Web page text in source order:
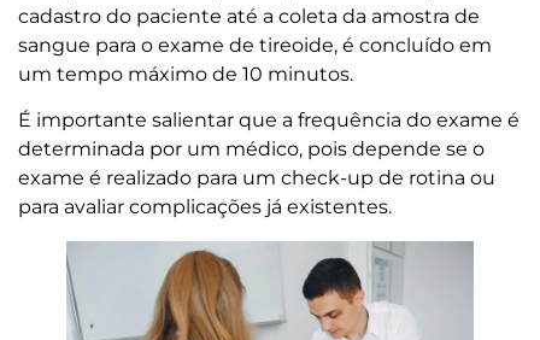
cadastro do paciente até a coleta da amostra de
sangue para o exame de tireoide, é concluído em
um tempo máximo de 10 minutos.
É importante salientar que a frequência do exame é
determinada por um médico, pois depende se o
exame é realizado para um check-up de rotina ou
para avaliar complicações já existentes.